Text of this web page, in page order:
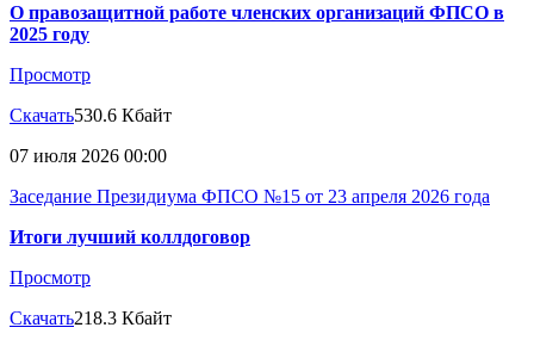
О правозащитной работе членских организаций ФПСО в
2025 году
Просмотр
Скачать530.6 Кбайт
07 июля 2026 00:00
Заседание Президиума ФПСО №15 от 23 апреля 2026 года
Итоги лучший коллдоговор
Просмотр
Скачать218.3 Кбайт